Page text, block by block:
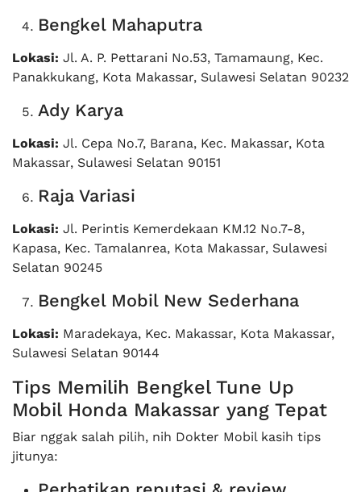
Bengkel Mahaputra
Lokasi: Jl. A. P. Pettarani No.53, Tamamaung, Kec.
Panakkukang, Kota Makassar, Sulawesi Selatan 90232
Ady Karya
Lokasi: Jl. Cepa No.7, Barana, Kec. Makassar, Kota
Makassar, Sulawesi Selatan 90151
Raja Variasi
Lokasi: Jl. Perintis Kemerdekaan KM.12 No.7-8,
Kapasa, Kec. Tamalanrea, Kota Makassar, Sulawesi
Selatan 90245
Bengkel Mobil New Sederhana
Lokasi: Maradekaya, Kec. Makassar, Kota Makassar,
Sulawesi Selatan 90144
Tips Memilih Bengkel Tune Up
Mobil Honda Makassar yang Tepat
Biar nggak salah pilih, nih Dokter Mobil kasih tips
jitunya: